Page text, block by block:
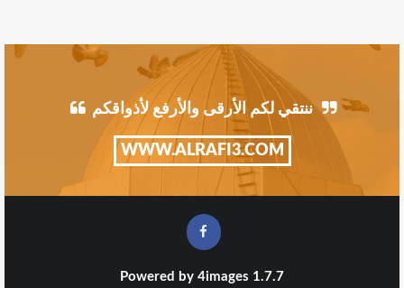
ننتقي لكم الأرقى والأرفع لأذواقكم
WWW.ALRAFI3.COM
Powered by 4images 1.7.7